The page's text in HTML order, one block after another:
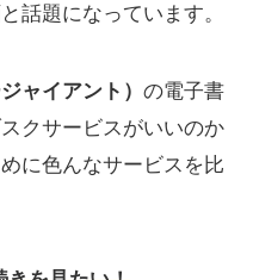
話題になっています。
ャイアント） の電子書
クサービスがいいのか
に色んなサービスを比